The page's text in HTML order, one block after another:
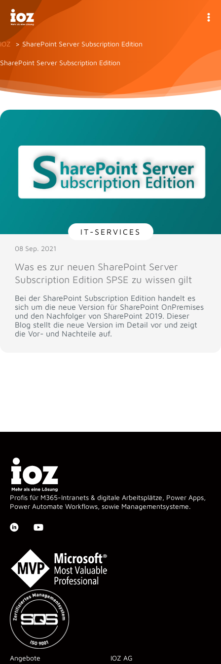
Inhalt
springen
IOZ SharePoint Server Subscription Edition
SharePoint Server Subscription Edition
IT-SERVICES
08 Sep. 2021
Was es zur neuen SharePoint Server
Subscription Edition SPSE zu wissen gilt
Bei der SharePoint Subscription Edition handelt es
sich um die neue Version für SharePoint OnPremises
und den Nachfolger von SharePoint 2019. Dieser
Blog stellt die neue Version im Detail vor und zeigt
die Vor- und Nachteile auf.
Profis für M365-Intranets & digitale Arbeitsplätze, Power Apps,
Power Automate Workflows, sowie Managementsysteme.
Angebote IOZ AG